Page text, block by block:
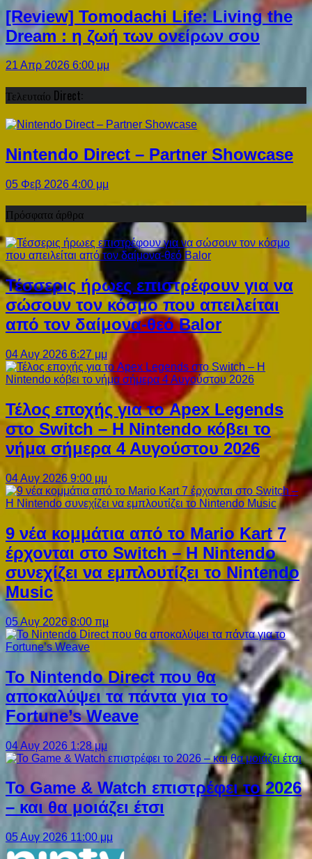
[Review] Tomodachi Life: Living the
Dream : η ζωή των ονείρων σου
21 Απρ 2026 6:00 μμ
Τελευταίο Direct:
Nintendo Direct – Partner Showcase
05 Φεβ 2026 4:00 μμ
Πρόσφατα άρθρα
Τέσσερις ήρωες επιστρέφουν για να
σώσουν τον κόσμο που απειλείται
από τον δαίμονα-θεό Balor
04 Αυγ 2026 6:27 μμ
Τέλος εποχής για το Apex Legends
στο Switch – Η Nintendo κόβει το
νήμα σήμερα 4 Αυγούστου 2026
04 Αυγ 2026 9:00 μμ
9 νέα κομμάτια από το Mario Kart 7
έρχονται στο Switch – Η Nintendo
συνεχίζει να εμπλουτίζει το Nintendo
Music
05 Αυγ 2026 8:00 πμ
Το Nintendo Direct που θα
αποκαλύψει τα πάντα για το
Fortune’s Weave
04 Αυγ 2026 1:28 μμ
Το Game & Watch επιστρέφει το 2026
– και θα μοιάζει έτσι
05 Αυγ 2026 11:00 μμ